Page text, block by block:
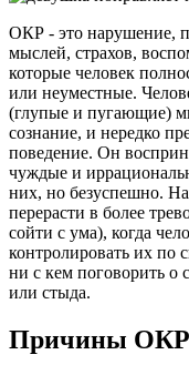
ОКР - это нарушение,
мыслей, страхов,
которые человек
или неуместные.
(глупые и пугающие)
сознание, и нередко
поведение. Он
чуждые и
них, но безуспешно.
перерасти в более
сойти с ума), когда
контролировать их по
ни с кем поговорить о
или стыда.
Причины ОКР